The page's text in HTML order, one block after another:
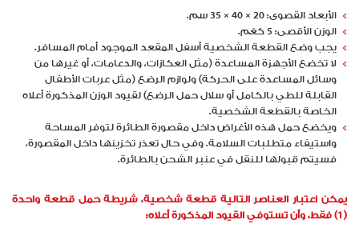
الأبعاد القصوى: 20 × 40 × 35 سم.
الوزن الأقصى: 5 كغم.
يجب وضع القطعة الشخصية أسفل المقعد الموجود أمام المسافر.
لا تخضع الأجهزة المساعدة (مثل العكازات، والدعامات، أو غيرها من
وسائل المساعدة على الحركة) ولوازم الرضع (مثل عربات الأطفال
القابلة للطي بالكامل أو سلال حمل الرضع) لقيود الوزن المذكورة أعلاه
الخاصة بالقطعة الشخصية.
ويخضع حمل هذه الأغراض داخل مقصورة الطائرة لتوفر المساحة
واستيفاء متطلبات السلامة. وفي حال تعذر تخزينها داخل المقصورة،
فسيتم قبولها للنقل في عنبر الشحن بالطائرة.
يمكن اعتبار العناصر التالية قطعة شخصية، شريطة حمل قطعة واحدة
(1) فقط، وأن تستوفي القيود المذكورة أعلاه: